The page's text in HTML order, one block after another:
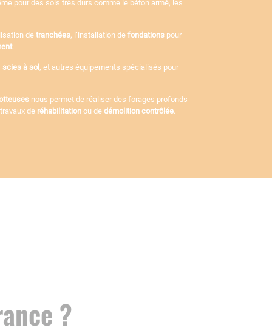
pour des sols très durs comme le béton armé, les
de tranchées, l’installation de fondationspour
.
scies à sol, et autres équipements spécialisés pour
nous permet de réaliser des forages profonds
de réhabilitationou de démolition contrôlée.
?